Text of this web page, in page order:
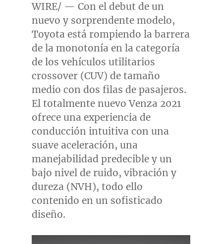
WIRE/ — Con el debut de un
nuevo y sorprendente modelo,
Toyota está rompiendo la barrera
de la monotonía en la categoría
de los vehículos utilitarios
crossover (CUV) de tamaño
medio con dos filas de pasajeros.
El totalmente nuevo Venza 2021
ofrece una experiencia de
conducción intuitiva con una
suave aceleración, una
manejabilidad predecible y un
bajo nivel de ruido, vibración y
dureza (NVH), todo ello
contenido en un sofisticado
diseño.